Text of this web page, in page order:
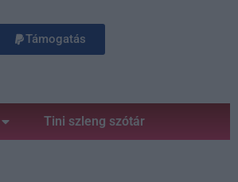
Támogatás
Tini szleng szótár